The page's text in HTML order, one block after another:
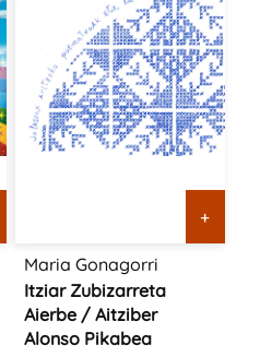
+
Maria Gonagorri
Itziar Zubizarreta
Aierbe / Aitziber
Alonso Pikabea